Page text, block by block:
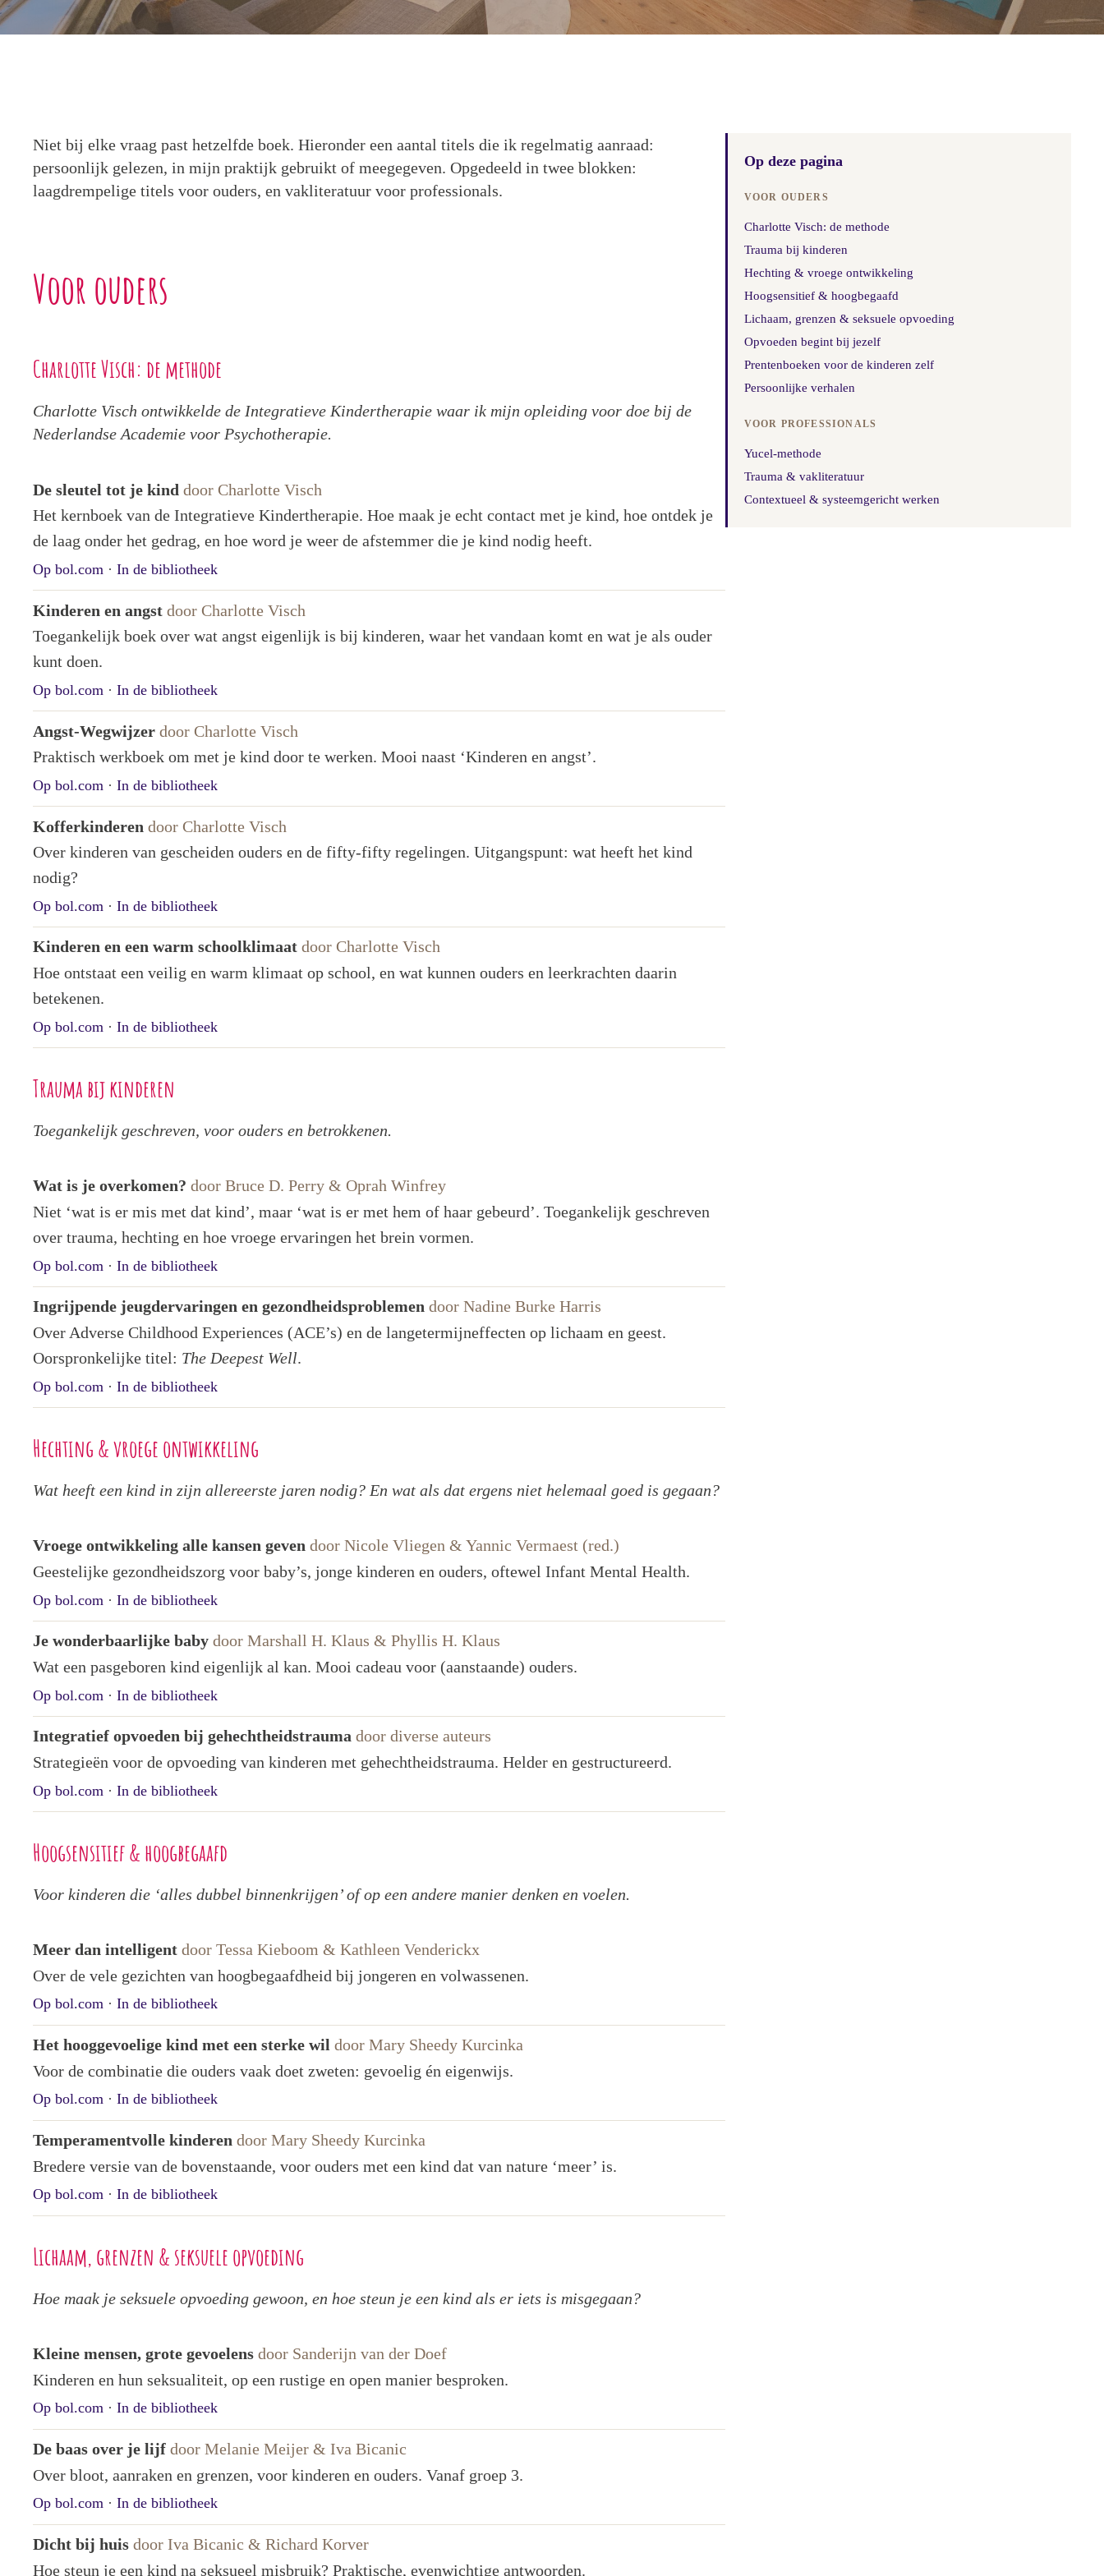
Niet bij elke vraag past hetzelfde boek. Hieronder een aantal titels die ik regelmatig aanraad:
persoonlijk gelezen, in mijn praktijk gebruikt of meegegeven. Opgedeeld in twee blokken:
laagdrempelige titels voor ouders, en vakliteratuur voor professionals.
Voor ouders
Charlotte Visch: de methode
Charlotte Visch ontwikkelde de Integratieve Kindertherapie waar ik mijn opleiding voor doe bij de
Nederlandse Academie voor Psychotherapie.
De sleutel tot je kind door Charlotte Visch
Het kernboek van de Integratieve Kindertherapie. Hoe maak je echt contact met je kind, hoe ontdek je
de laag onder het gedrag, en hoe word je weer de afstemmer die je kind nodig heeft.
Op bol.com · In de bibliotheek
Kinderen en angst door Charlotte Visch
Toegankelijk boek over wat angst eigenlijk is bij kinderen, waar het vandaan komt en wat je als ouder
kunt doen.
Op bol.com · In de bibliotheek
Angst-Wegwijzer door Charlotte Visch
Praktisch werkboek om met je kind door te werken. Mooi naast ‘Kinderen en angst’.
Op bol.com · In de bibliotheek
Kofferkinderen door Charlotte Visch
Over kinderen van gescheiden ouders en de fifty-fifty regelingen. Uitgangspunt: wat heeft het kind
nodig?
Op bol.com · In de bibliotheek
Kinderen en een warm schoolklimaat door Charlotte Visch
Hoe ontstaat een veilig en warm klimaat op school, en wat kunnen ouders en leerkrachten daarin
betekenen.
Op bol.com · In de bibliotheek
Trauma bij kinderen
Toegankelijk geschreven, voor ouders en betrokkenen.
Wat is je overkomen? door Bruce D. Perry & Oprah Winfrey
Niet ‘wat is er mis met dat kind’, maar ‘wat is er met hem of haar gebeurd’. Toegankelijk geschreven
over trauma, hechting en hoe vroege ervaringen het brein vormen.
Op bol.com · In de bibliotheek
Ingrijpende jeugdervaringen en gezondheidsproblemen door Nadine Burke Harris
Over Adverse Childhood Experiences (ACE’s) en de langetermijneffecten op lichaam en geest.
Oorspronkelijke titel: The Deepest Well.
Op bol.com · In de bibliotheek
Hechting & vroege ontwikkeling
Wat heeft een kind in zijn allereerste jaren nodig? En wat als dat ergens niet helemaal goed is gegaan?
Vroege ontwikkeling alle kansen geven door Nicole Vliegen & Yannic Vermaest (red.)
Geestelijke gezondheidszorg voor baby’s, jonge kinderen en ouders, oftewel Infant Mental Health.
Op bol.com · In de bibliotheek
Je wonderbaarlijke baby door Marshall H. Klaus & Phyllis H. Klaus
Wat een pasgeboren kind eigenlijk al kan. Mooi cadeau voor (aanstaande) ouders.
Op bol.com · In de bibliotheek
Integratief opvoeden bij gehechtheidstrauma door diverse auteurs
Strategieën voor de opvoeding van kinderen met gehechtheidstrauma. Helder en gestructureerd.
Op bol.com · In de bibliotheek
Hoogsensitief & hoogbegaafd
Voor kinderen die ‘alles dubbel binnenkrijgen’ of op een andere manier denken en voelen.
Meer dan intelligent door Tessa Kieboom & Kathleen Venderickx
Over de vele gezichten van hoogbegaafdheid bij jongeren en volwassenen.
Op bol.com · In de bibliotheek
Het hooggevoelige kind met een sterke wil door Mary Sheedy Kurcinka
Voor de combinatie die ouders vaak doet zweten: gevoelig én eigenwijs.
Op bol.com · In de bibliotheek
Temperamentvolle kinderen door Mary Sheedy Kurcinka
Bredere versie van de bovenstaande, voor ouders met een kind dat van nature ‘meer’ is.
Op bol.com · In de bibliotheek
Lichaam, grenzen & seksuele opvoeding
Hoe maak je seksuele opvoeding gewoon, en hoe steun je een kind als er iets is misgegaan?
Kleine mensen, grote gevoelens door Sanderijn van der Doef
Kinderen en hun seksualiteit, op een rustige en open manier besproken.
Op bol.com · In de bibliotheek
De baas over je lijf door Melanie Meijer & Iva Bicanic
Over bloot, aanraken en grenzen, voor kinderen en ouders. Vanaf groep 3.
Op bol.com · In de bibliotheek
Dicht bij huis door Iva Bicanic & Richard Korver
Hoe steun je een kind na seksueel misbruik? Praktische, evenwichtige antwoorden.
Op deze pagina
VOOR OUDERS
Charlotte Visch: de methode
Trauma bij kinderen
Hechting & vroege ontwikkeling
Hoogsensitief & hoogbegaafd
Lichaam, grenzen & seksuele opvoeding
Opvoeden begint bij jezelf
Prentenboeken voor de kinderen zelf
Persoonlijke verhalen
VOOR PROFESSIONALS
Yucel-methode
Trauma & vakliteratuur
Contextueel & systeemgericht werken